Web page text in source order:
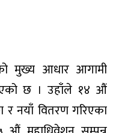
मुख्य आधार आगामी
छ । उहाँले १४ औं
नयाँ वितरण गरिएका